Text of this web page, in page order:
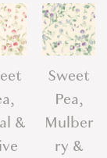
&
Sweet
Pea,
Mulber
ry &